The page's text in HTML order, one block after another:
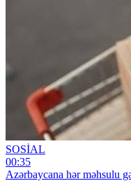
SOSİAL
00:35
Azərbaycana hər məhsulu